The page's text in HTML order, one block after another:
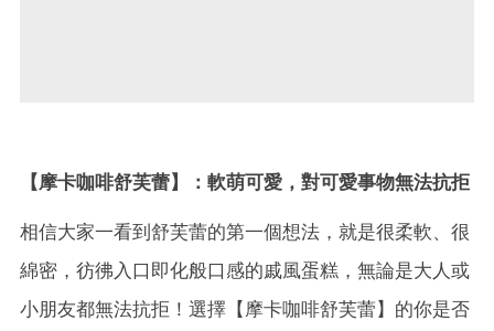
【摩卡咖啡舒芙蕾】：軟萌可愛，對可愛事物無法抗拒
相信大家一看到舒芙蕾的第一個想法，就是很柔軟、很
綿密，彷彿入口即化般口感的戚風蛋糕，無論是大人或
小朋友都無法抗拒！選擇【摩卡咖啡舒芙蕾】的你是否